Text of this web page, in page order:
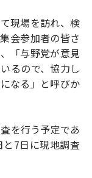
現場を訪れ、検
会参加者の皆さ
「与野党が意見
るので、協力し
なる」と呼びか
を行う予定であ
7日に現地調査